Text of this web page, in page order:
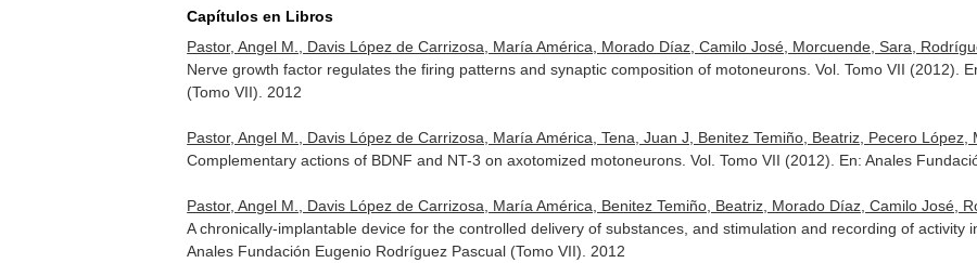
Capítulos en Libros
Pastor, Angel M., Davis López de Carrizosa, María América, Morado Díaz, Camilo José, Morcuende, Sara,
Nerve growth factor regulates the firing patterns and synaptic composition of motoneurons. Vol. Tomo VII (2012).
(Tomo VII) . 2012
Pastor, Angel M., Davis López de Carrizosa, María América, Tena, Juan J, Benitez Temiño, Beatriz, Pecero López,
Complementary actions of BDNF and NT-3 on axotomized motoneurons. Vol. Tomo VII (2012). En: Anales
Pastor, Angel M., Davis López de Carrizosa, María América, Benitez Temiño, Beatriz, Morado Díaz, Camilo José,
A chronically-implantable device for the controlled delivery of substances, and stimulation and recording of activity
Anales Fundación Eugenio Rodríguez Pascual (Tomo VII) . 2012